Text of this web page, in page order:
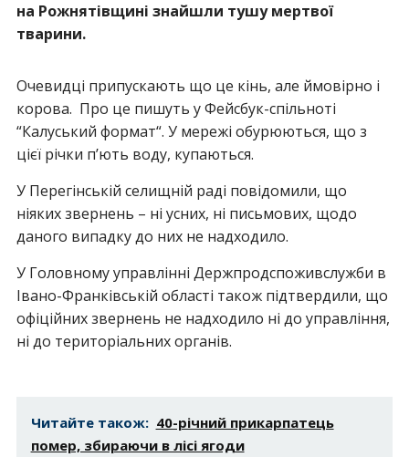
на Рожнятівщині знайшли тушу мертвої
тварини.
Очевидці припускають що це кінь, але ймовірно і
корова. Про це пишуть у Фейсбук-спільноті
“Калуський формат“. У мережі обурюються, що з
цієї річки п’ють воду, купаються.
У Перегінській селищній раді повідомили, що
ніяких звернень – ні усних, ні письмових, щодо
даного випадку до них не надходило.
У Головному управлінні Держпродспоживслужби в
Івано-Франківській області також підтвердили, що
офіційних звернень не надходило ні до управління,
ні до територіальних органів.
Читайте також: 40-річний прикарпатець
помер, збираючи в лісі ягоди